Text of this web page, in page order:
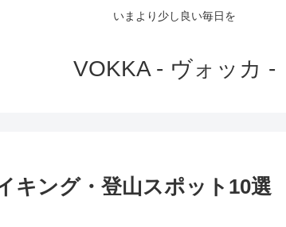
いまより少し良い毎日を
VOKKA - ヴォッカ -
キング・登山スポット10選